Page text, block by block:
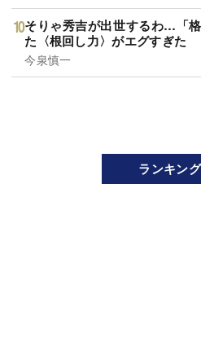
そりゃ秀吉が出世するわ…「
た〈根回し力〉がエグすぎた
今泉慎一
ランキン